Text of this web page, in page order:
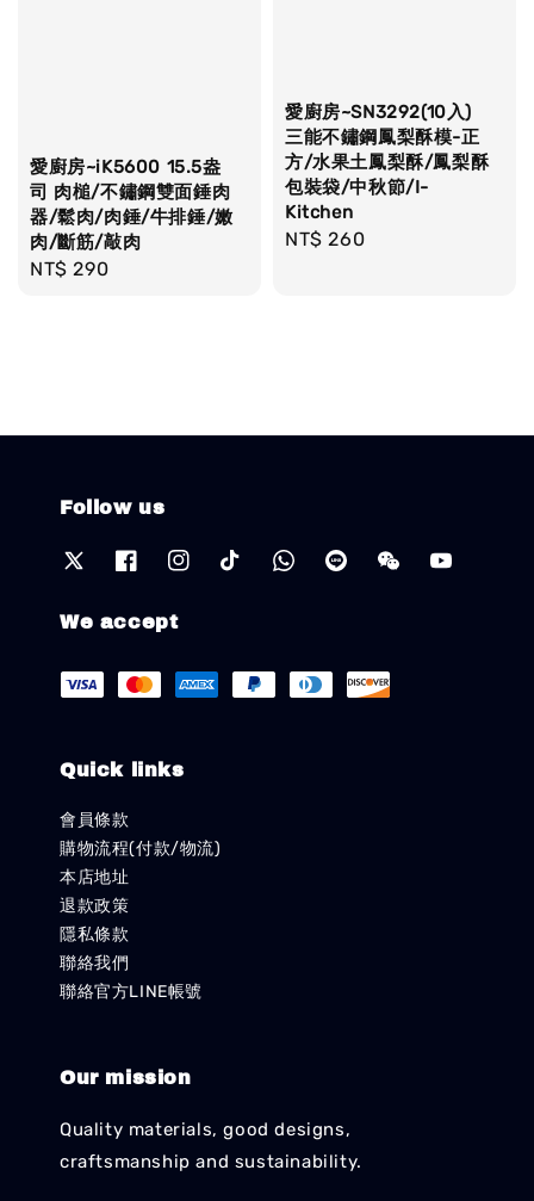
愛廚房~iK5600 15.5盎
司 肉槌/不鏽鋼雙面錘肉
器/鬆肉/肉錘/牛排錘/嫩
肉/斷筋/敲肉
Regular
NT$ 290
愛廚房~SN3292(10入)
三能不鏽鋼鳳梨酥模-正
方/水果土鳳梨酥/鳳梨酥
包裝袋/中秋節/I-
Kitchen
Regular
NT$ 260
Follow us
We accept
Quick links
會員條款
購物流程(付款/物流)
本店地址
退款政策
隱私條款
聯絡我們
聯絡官方LINE帳號
Our mission
Quality materials, good designs,
craftsmanship and sustainability.